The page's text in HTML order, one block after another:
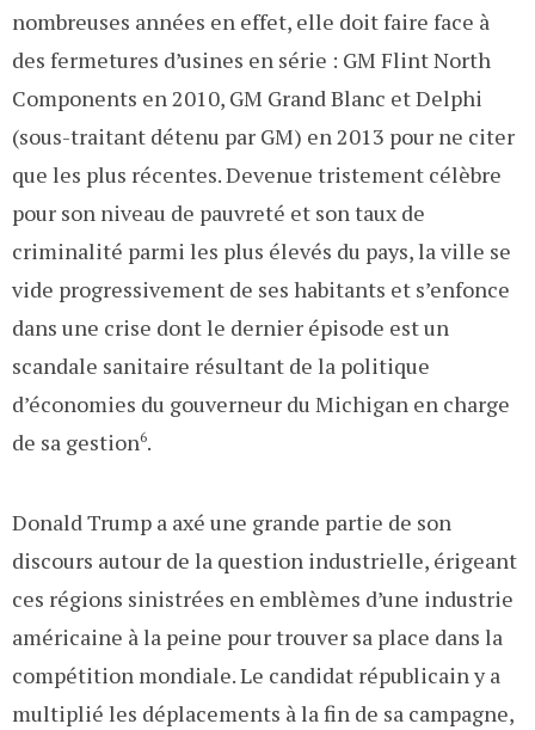
nombreuses années en effet, elle doit faire face à
des fermetures d’usines en série : GM Flint North
Components en 2010, GM Grand Blanc et Delphi
(sous-traitant détenu par GM) en 2013 pour ne citer
que les plus récentes. Devenue tristement célèbre
pour son niveau de pauvreté et son taux de
criminalité parmi les plus élevés du pays, la ville se
vide progressivement de ses habitants et s’enfonce
dans une crise dont le dernier épisode est un
scandale sanitaire résultant de la politique
d’économies du gouverneur du Michigan en charge
de sa gestion6.
Donald Trump a axé une grande partie de son
discours autour de la question industrielle, érigeant
ces régions sinistrées en emblèmes d’une industrie
américaine à la peine pour trouver sa place dans la
compétition mondiale. Le candidat républicain y a
multiplié les déplacements à la fin de sa campagne,